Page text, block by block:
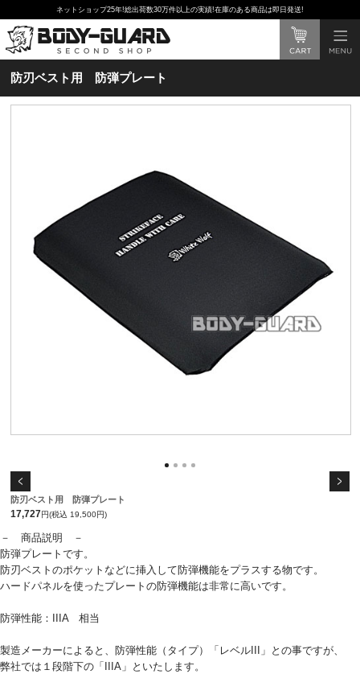
ネットショップ25年!総出荷数30万件以上の実績!在庫のある商品は即日発送!
防刃ベスト用 防弾プレート
防刃ベスト用 防弾プレート
17,727円(税込 19,500円)
－ 商品説明 －
防弾プレートです。
防刃ベストのポケットなどに挿入して防弾機能をプラスする物です。
ハードパネルを使ったプレートの防弾機能は非常に高いです。
防弾性能：IIIA 相当
製造メーカーによると、防弾性能（タイプ）「レベルIII」との事ですが、
弊社では１段階下の「IIIA」といたします。